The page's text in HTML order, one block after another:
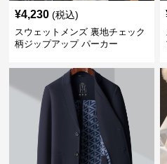
¥4,230 (税込)
スウェットメンズ 裏地チェック
柄ジップアップ パーカー